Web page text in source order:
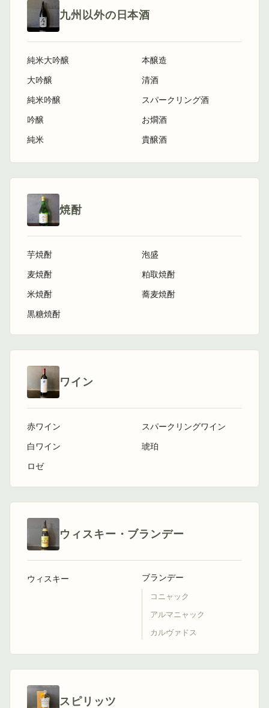
九州以外の日本酒
純米大吟醸
大吟醸
純米吟醸
吟醸
純米
本醸造
清酒
スパークリング酒
お燗酒
貴醸酒
焼酎
芋焼酎
麦焼酎
米焼酎
黒糖焼酎
泡盛
粕取焼酎
蕎麦焼酎
ワイン
赤ワイン
白ワイン
ロゼ
スパークリングワイン
琥珀
ウィスキー・ブランデー
ウィスキー ブランデー
コニャック
アルマニャック
カルヴァドス
スピリッツ